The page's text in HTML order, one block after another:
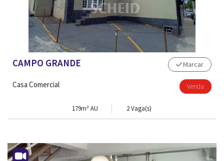
CAMPO GRANDE
Casa Comercial
Marcar
Venda
179m² AU 2 Vaga(s)